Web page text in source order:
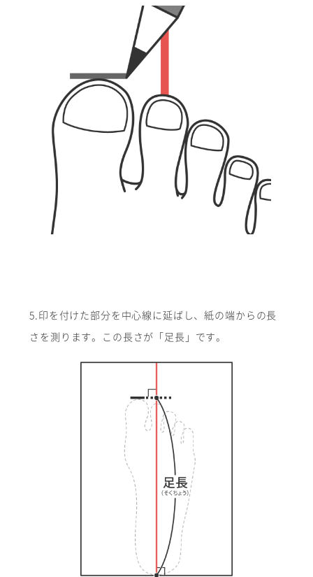
5.印を付けた部分を中心線に延ばし、紙の端からの長
さを測ります。この長さが「足長」です。